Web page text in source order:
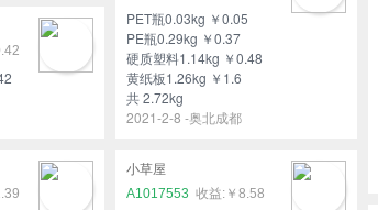
PET瓶0.03kg ￥0.05
PE瓶0.29kg ￥0.37
硬质塑料1.14kg ￥0.48
黄纸板1.26kg ￥1.6
共 2.72kg
2021-2-8 -奥北成都
小草屋
A1017553
￥8.58